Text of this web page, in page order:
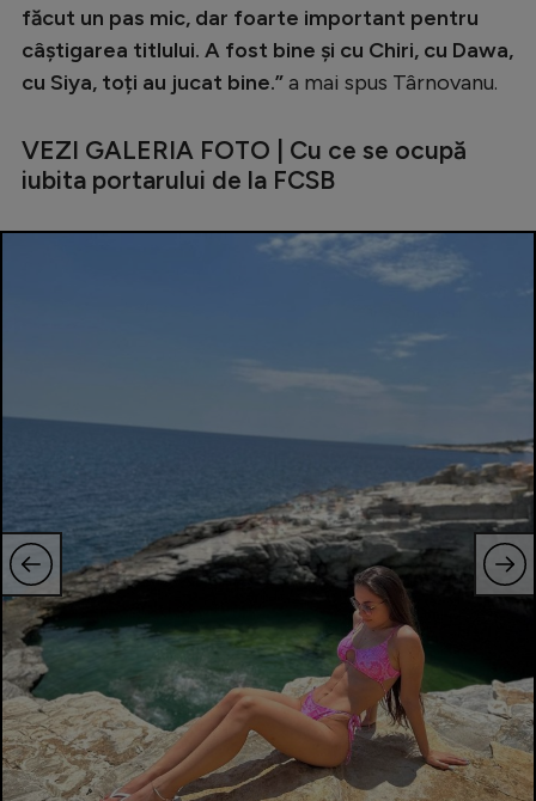
făcut un pas mic, dar foarte important pentru
câștigarea titlului. A fost bine și cu Chiri, cu Dawa,
cu Siya, toți au jucat bine.”a mai spus Târnovanu.
VEZI GALERIA FOTO | Cu ce se ocupă
iubita portarului de la FCSB